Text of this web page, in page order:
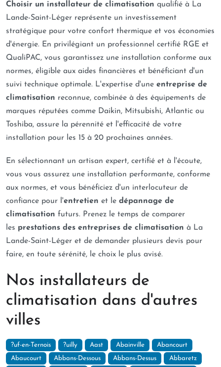
Choisir un installateur de climatisation qualifié à La
Lande-Saint-Léger représente un investissement
stratégique pour votre confort thermique et vos économies
d'énergie. En privilégiant un professionnel certifié RGE et
QualiPAC, vous garantissez une installation conforme aux
normes, éligible aux aides financières et bénéficiant d'un
suivi technique optimale. L'expertise d'une entreprise de
climatisation reconnue, combinée à des équipements de
marques réputées comme Daikin, Mitsubishi, Atlantic ou
Toshiba, assure la pérennité et l'efficacité de votre
installation pour les 15 à 20 prochaines années.
En sélectionnant un artisan expert, certifié et à l'écoute,
vous vous assurez une installation performante, conforme
aux normes, et vous bénéficiez d'un interlocuteur de
confiance pour l'entretien et le dépannage de
climatisation futurs. Prenez le temps de comparer
les prestations des entreprises de climatisation à La
Lande-Saint-Léger et de demander plusieurs devis pour
faire, en toute sérénité, le choix le plus avisé.
Nos installateurs de
climatisation dans d'autres
villes
?uf-en-Ternois ?uilly Aast Abainville Abancourt
Abaucourt Abbans-Dessous Abbans-Dessus Abbaretz